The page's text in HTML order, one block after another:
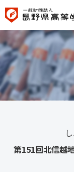
第151回北信越